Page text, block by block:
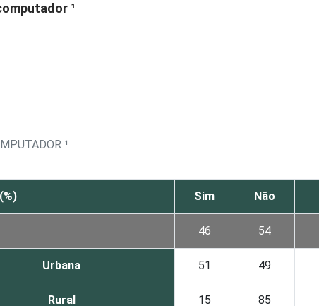
¹
¹
Sim Não
46 54
Urbana 51 49
Rural 15 85